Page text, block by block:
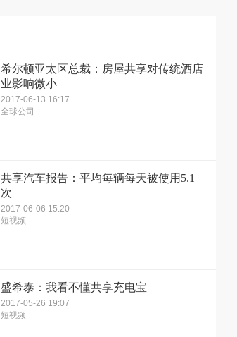
希尔顿亚太区总裁：房屋共享对传统酒店
业影响微小
2017-06-13 16:17
全球公司
共享汽车报告：平均每辆每天被使用5.1
次
2017-06-06 15:20
短视频
盛希泰：我看不懂共享充电宝
2017-05-26 19:07
短视频